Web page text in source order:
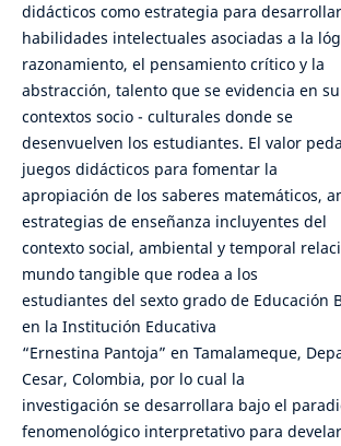
didácticos como estrategia para desarrollar
habilidades intelectuales asociadas a la
razonamiento, el pensamiento crítico y la
abstracción, talento que se evidencia en
contextos socio - culturales donde se
desenvuelven los estudiantes. El valor
juegos didácticos para fomentar la
apropiación de los saberes matemáticos,
estrategias de enseñanza incluyentes del
contexto social, ambiental y temporal
mundo tangible que rodea a los
estudiantes del sexto grado de Educación
en la Institución Educativa
“Ernestina Pantoja” en Tamalameque,
Cesar, Colombia, por lo cual la
investigación se desarrollara bajo el
fenomenológico interpretativo para